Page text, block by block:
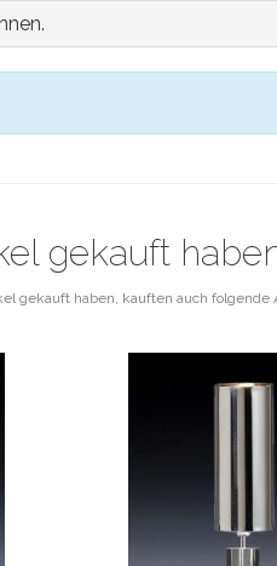
gekauft
gekauft haben, kauften auch folgende